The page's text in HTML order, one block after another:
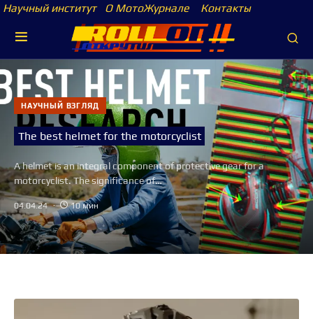
Научный институт О МотоЖурнале Контакты
НАУЧНЫЙ ВЗГЛЯД
The best helmet for the motorcyclist
A helmet is an integral component of protective gear for a
motorcyclist. The significance of…
04.04.24 10 мин